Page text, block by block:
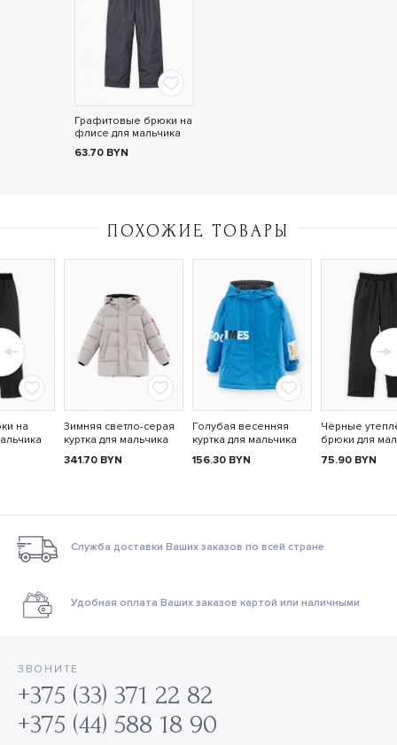
Графитовые брюки на
флисе для мальчика
63.70 BYN
ПОХОЖИЕ ТОВАРЫ
на
Зимняя светло-серая
куртка для мальчика
341.70 BYN
Голубая весенняя
куртка для мальчика
156.30 BYN
Чёрные
брюки для
75.90 BYN
Служба доставки Ваших заказов по всей стране
Удобная оплата Ваших заказов картой или наличными
ЗВОНИТЕ
+375 (33) 371 22 82
+375 (44) 588 18 90